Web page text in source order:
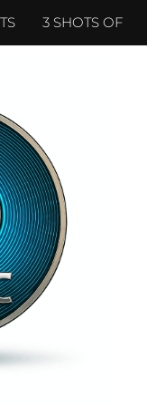
3 SHOTS OF